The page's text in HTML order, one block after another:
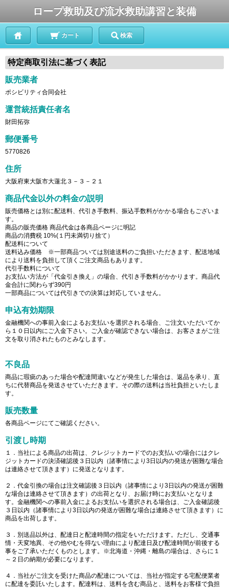
ロープ救助及び流水救助講習と装備
カート 検索
特定商取引法に基づく表記
販売業者
ポシビリティ合同会社
運営統括責任者名
財田拓弥
郵便番号
5770826
住所
大阪府東大阪市大蓮北３－３－２１
商品代金以外の料金の説明
販売価格とは別に配送料、代引き手数料、振込手数料がかかる場合もございま
す。
商品の販売価格 商品代金は各商品ページに明記
商品の消費税 10%(１円未満切り捨て）
配送料について
送料込み価格 ※一部商品ついては別途送料のご負担いただきます、配送地域
により送料を負担して頂くご注文商品もあります。
代引手数料について
お支払い方法が「代金引き換え」の場合、代引き手数料がかかります。商品代
金合計に関わらず390円
一部商品については代引きでの決算は対応していません。
申込有効期限
金融機関への事前入金によるお支払いを選択される場合、ご注文いただいてか
ら１０日以内にご入金下さい。ご入金が確認できない場合は、お客さまがご注
文を取り消されたものとみなします。
不良品
商品に瑕疵のあった場合や配達間違いなどが発生した場合は、返品を承り、直
ちに代替商品を発送させていただきます。その際の送料は当社負担といたしま
す。
販売数量
各商品ページにてご確認ください。
引渡し時期
１．当社による商品の出荷は、クレジットカードでのお支払いの場合にはクレ
ジットカードの決済確認後３日以内（諸事情により3日以内の発送が困難な場合
は連絡させて頂きます）に発送となります。
２．代金引換の場合は注文確認後３日以内（諸事情により3日以内の発送が困難
な場合は連絡させて頂きます）の出荷となり、お届け時にお支払いとなりま
す。金融機関への事前入金によるお支払いを選択される場合は、ご入金確認後
３日以内（諸事情により3日以内の発送が困難な場合は連絡させて頂きます）に
商品を出荷します。
３．別送品以外は、配達日と配達時間の指定をいただけます。ただし、交通事
情・天変地異、その他やむを得ない理由により配達日及び配達時間が前後する
事をご了承いただくものとします。※北海道・沖縄・離島の場合は、さらに１
～２日の納期が必要になります。
４．当社がご注文を受けた商品の配達については、当社が指定する宅配便業者
に配達を委託いたします。配達料は、送料を含む商品と、送料をお客様で負担